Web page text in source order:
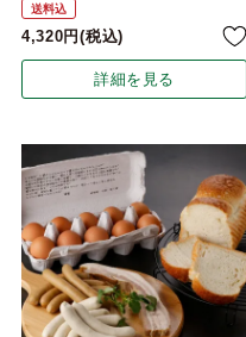
送料込
4,320 税込
詳細を見る